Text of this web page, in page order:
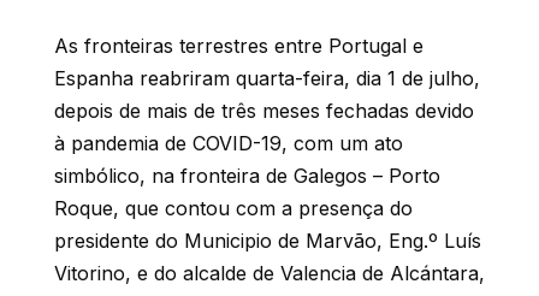
As fronteiras terrestres entre Portugal e
Espanha reabriram quarta-feira, dia 1 de julho,
depois de mais de três meses fechadas devido
à pandemia de COVID-19, com um ato
simbólico, na fronteira de Galegos – Porto
Roque, que contou com a presença do
presidente do Municipio de Marvão, Eng.º Luís
Vitorino, e do alcalde de Valencia de Alcántara,